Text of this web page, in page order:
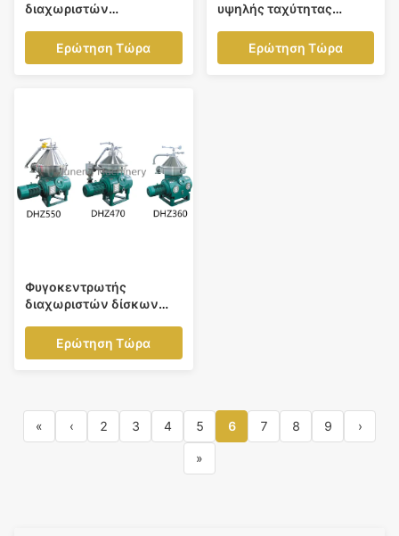
διαχωριστών
βιομηχανίας στο
χωρισμό των
Ερώτηση Τώρα
υψηλής ταχύτητας
ακροφυσίων απαλλαγής
σειράς DPFX
Ερώτηση Τώρα
Φυγοκεντρωτής
διαχωριστών δίσκων
ανοξείδωτου τριφασικός
για τη βιομηχανία
Ερώτηση Τώρα
« ‹ 2 3 4 5 6 7 8 9 ›
»